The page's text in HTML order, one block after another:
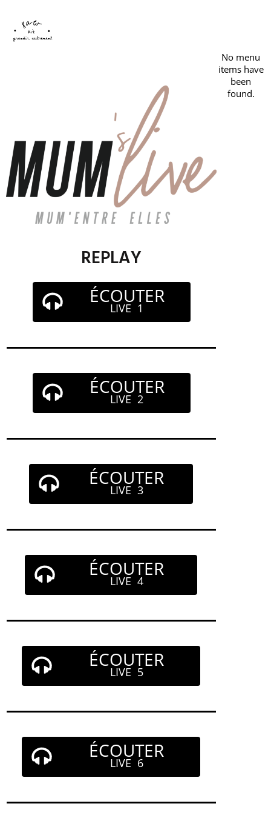
No menu
items have
been
found.
REPLAY
ÉCOUTER
LIVE 1
ÉCOUTER
LIVE 2
ÉCOUTER
LIVE 3
ÉCOUTER
LIVE 4
ÉCOUTER
LIVE 5
ÉCOUTER
LIVE 6